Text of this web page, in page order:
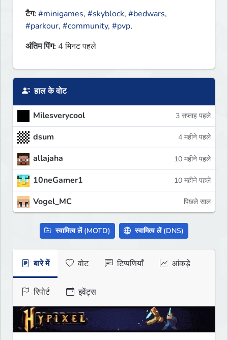
टैग:#minigames, #skyblock, #bedwars,
#parkour, #community, #pvp,
अंतिम पिंग: 4 मिनट पहले
हाल के वोट
Milesverycool 3 सप्ताह पहले
dsum 4 महीने पहले
allajaha 10 महीने पहले
10neGamer1 10 महीने पहले
Vogel_MC पिछले साल
स्वामित्व लें (MOTD) स्वामित्व लें (DNS)
बारे में वोट टिप्पणियाँ आंकड़े
रिपोर्ट इवेंट्स